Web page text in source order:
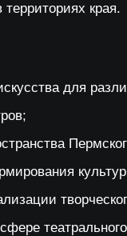
края.
для